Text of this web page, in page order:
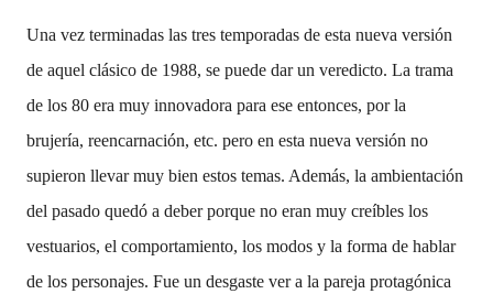
Una vez terminadas las tres temporadas de esta nueva versión
de aquel clásico de 1988, se puede dar un veredicto. La trama
de los 80 era muy innovadora para ese entonces, por la
brujería, reencarnación, etc. pero en esta nueva versión no
supieron llevar muy bien estos temas. Además, la ambientación
del pasado quedó a deber porque no eran muy creíbles los
vestuarios, el comportamiento, los modos y la forma de hablar
de los personajes. Fue un desgaste ver a la pareja protagónica